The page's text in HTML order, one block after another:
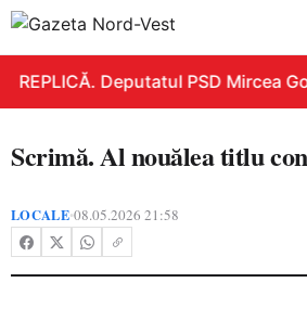
REPLICĂ. Deputatul PSD Mircea
Scrimă. Al nouălea titlu
LOCALE•08.05.2026 21:58